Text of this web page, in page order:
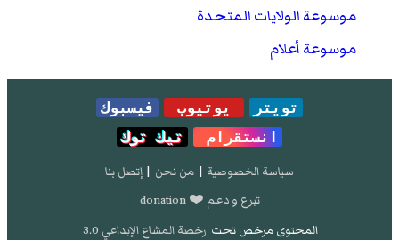
موسوعة الولايات المتحدة
موسوعة أعلام
تويتر يوتيوب
فيسبوك
انستقرام
تيك توك
سياسة الخصوصية | من نحن | إتصل بنا
تبرع و دعم ❤️ donation
المحتوى مرخص تحت رخصة المشاع الإبداعي 3.0